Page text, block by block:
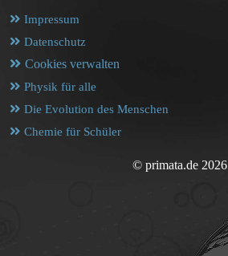
Impressum
Datenschutz
Cookies verwalten
Physik für alle
Die Evolution des Menschen
Chemie für Schüler
© primata.de 2026